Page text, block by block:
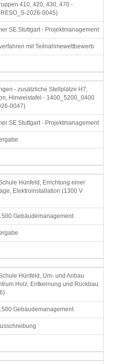
410, 420, 430, 470 -
2026-0045)
SE Stuttgart - Projektmanagement
mit Teilnahmewettbewerb
- zusätzliche Stellplätze H7,
Hinweistafel - 1400_5200_0400
0047)
SE Stuttgart - Projektmanagement
Hünfeld, Errichtung einer
Elektroinstallation (1300 V
Gebäudemanagement
Hünfeld, Um- und Anbau
Holz, Entkernung und Rückbau
Gebäudemanagement